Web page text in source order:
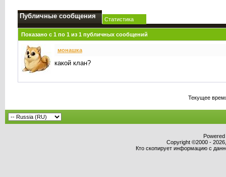
Публичные сообщения Статистика
Показано с 1 по 1из 1публичных сообщений
монашка
какой клан?
Текущее
Copyright ©2000 -
Кто скопирует информацию с